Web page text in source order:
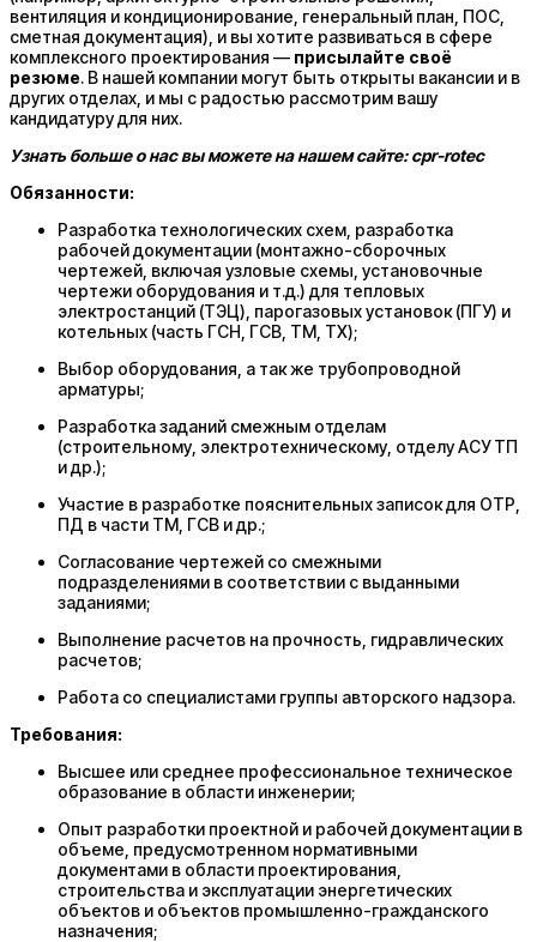
вентиляция и кондиционирование, генеральный план, ПОС,
сметная документация), и вы хотите развиваться в сфере
комплексного проектирования — присылайте своё
резюме. В нашей компании могут быть открыты вакансии и в
других отделах, и мы с радостью рассмотрим вашу
кандидатуру для них.
Узнать больше о нас вы можете на нашем сайте: cpr-rotec
Обязанности:
Разработка технологических схем, разработка
рабочей документации (монтажно-сборочных
чертежей, включая узловые схемы, установочные
чертежи оборудования и т.д.) для тепловых
электростанций (ТЭЦ), парогазовых установок (ПГУ) и
котельных (часть ГСН, ГСВ, ТМ, ТХ);
Выбор оборудования, а так же трубопроводной
арматуры;
Разработка заданий смежным отделам
(строительному, электротехническому, отделу АСУ ТП
и др.);
Участие в разработке пояснительных записок для ОТР,
ПД в части ТМ, ГСВ и др.;
Согласование чертежей со смежными
подразделениями в соответствии с выданными
заданиями;
Выполнение расчетов на прочность, гидравлических
расчетов;
Работа со специалистами группы авторского надзора.
Требования:
Высшее или среднее профессиональное техническое
образование в области инженерии;
Опыт разработки проектной и рабочей документации в
объеме, предусмотренном нормативными
документами в области проектирования,
строительства и эксплуатации энергетических
объектов и объектов промышленно-гражданского
назначения;